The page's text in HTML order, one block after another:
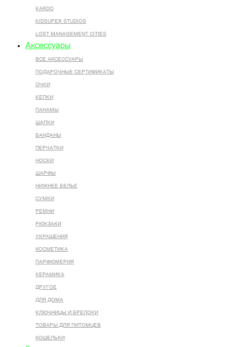
KARDO
KIDSUPER STUDIOS
LOST MANAGEMENT CITIES
Аксессуары
ВСЕ AКСЕССУАРЫ
ПОДАРОЧНЫЕ СЕРТИФИКАТЫ
ОЧКИ
КЕПКИ
ПАНАМЫ
ШАПКИ
БАНДАНЫ
ПЕРЧАТКИ
НОСКИ
ШАРФЫ
НИЖНЕЕ БЕЛЬЕ
СУМКИ
РЕМНИ
РЮКЗАКИ
УКРАШЕНИЯ
КОСМЕТИКА
ПАРФЮМЕРИЯ
КЕРАМИКА
ДРУГОЕ
ДЛЯ ДОМА
КЛЮЧНИЦЫ И БРЕЛОКИ
ТОВАРЫ ДЛЯ ПИТОМЦЕВ
КОШЕЛЬКИ